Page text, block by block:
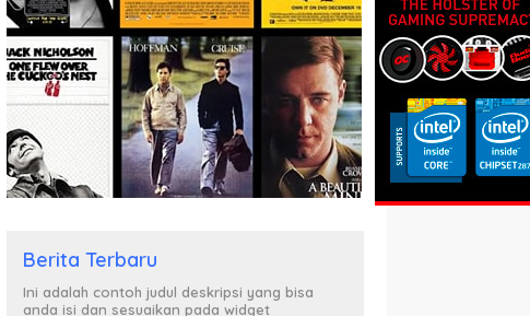
Berita Terbaru
Ini adalah contoh judul deskripsi yang bisa
anda isi dan sesuaikan pada widget